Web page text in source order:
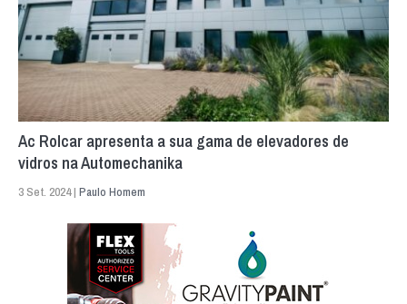
Ac Rolcar apresenta a sua gama de elevadores de
vidros na Automechanika
3 Set. 2024 | Paulo Homem